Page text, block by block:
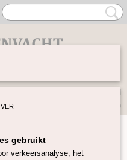
(0)
>Zijden Hankies
gebruikt
verkeersanalyse, het